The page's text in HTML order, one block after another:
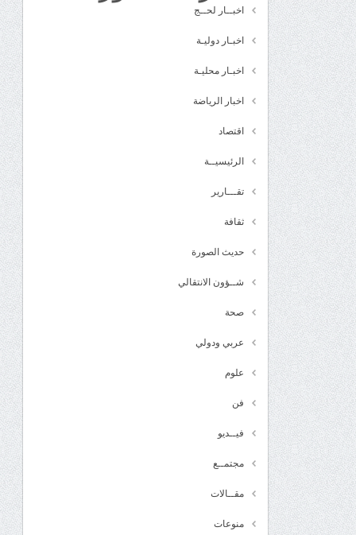
اخبــار لحــج
اخبـار دوليـة
اخبـار محليـة
اخبار الرياضة
اقتصاد
الرئيسيــة
تقـــارير
ثقافة
حديث الصورة
شــؤون الانتقالي
صحة
عربي ودولي
علوم
فن
فيــديو
مجتمــع
مقــالات
منوعات